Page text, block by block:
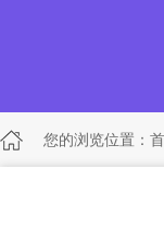
您的浏览位置：